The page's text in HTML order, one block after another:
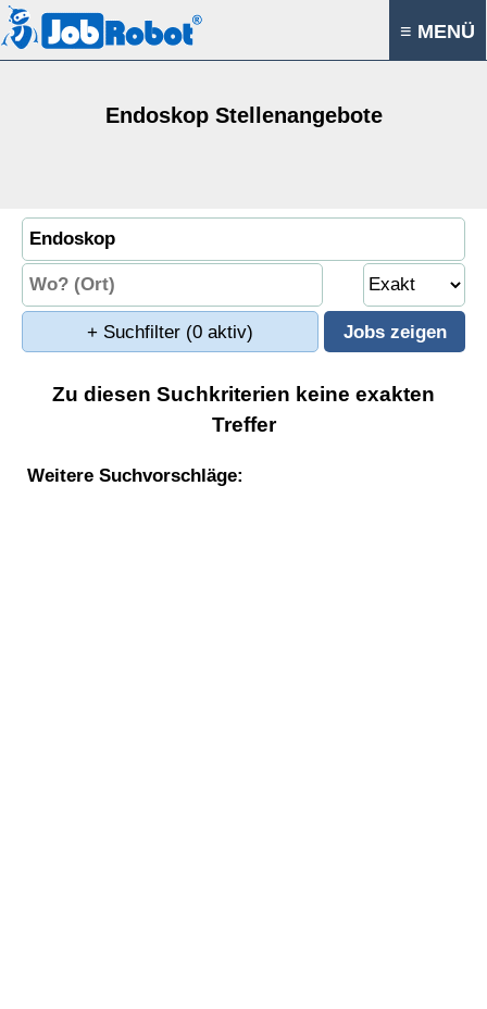
≡ MENÜ
Endoskop Stellenangebote
+ Suchfilter (0 aktiv)
Zu diesen Suchkriterien keine exakten
Treffer
Weitere Suchvorschläge: